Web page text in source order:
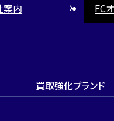
案内
FC
買取強化ブランド